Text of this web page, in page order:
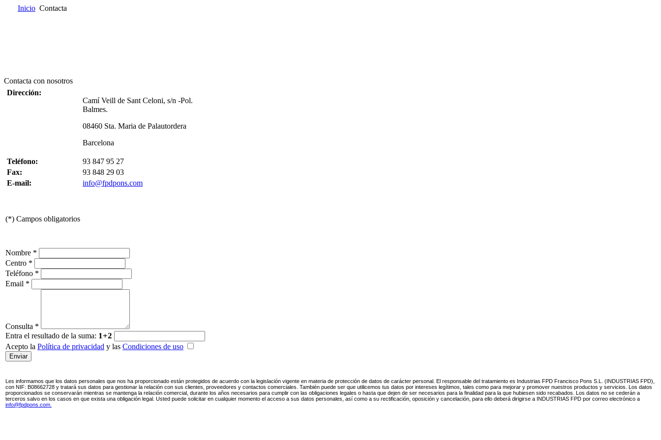
Inicio Contacta
Contacta con nosotros
Dirección:
Camí Veill de Sant Celoni, s/n -Pol.
Balmes.
08460 Sta. Maria de Palautordera
Barcelona
Teléfono:
93 847 95 27
Fax:
93 848 29 03
E-mail:
info@fpdpons.com
(*) Campos obligatorios
Nombre *
Centro *
Teléfono *
Email *
Consulta *
Entra el resultado de la suma: 1+2
Acepto la Política de privacidad y las Condiciones de uso
Enviar
Les informamos que los datos personales que nos ha proporcionado están protegidos de acuerdo con la legislación vigente en materia de protección de datos de carácter personal. El responsable del tratamiento es Industrias FPD Francisco Pons S.L. (INDUSTRIAS FPD),
con NIF: B08662728 y tratará sus datos para gestionar la relación con sus clientes, proveedores y contactos comerciales. También puede ser que utilicemos tus datos por intereses legítimos, tales como para mejorar y promover nuestros productos y servicios. Los datos
proporcionados se conservarán mientras se mantenga la relación comercial, durante los años necesarios para cumplir con las obligaciones legales o hasta que dejen de ser necesarios para la finalidad para la que hubiesen sido recabados. Los datos no se cederán a
terceros salvo en los casos en que exista una obligación legal. Usted puede solicitar en cualquier momento el acceso a sus datos personales, así como a su rectificación, oposición y cancelación, para ello deberá dirigirse a INDUSTRIAS FPD por correo electrónico a
info@fpdpons.com.